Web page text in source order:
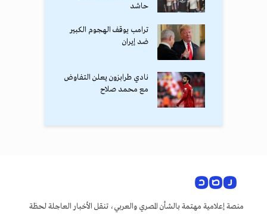
حاشد
ترامب يوقف الهجوم الكبير
ضد إيران
نادي طرابزون يعلن التفاوض
مع محمد صلاح
منصة إعلامية مهتمة بالشأن المصري والعربي، تنقل الأخبار العاجلة لحظة